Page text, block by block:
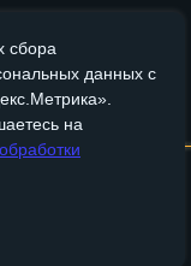
Пенза
Пермь
Петрозаводск
сбора
данных с
на
Бронзовые изделия